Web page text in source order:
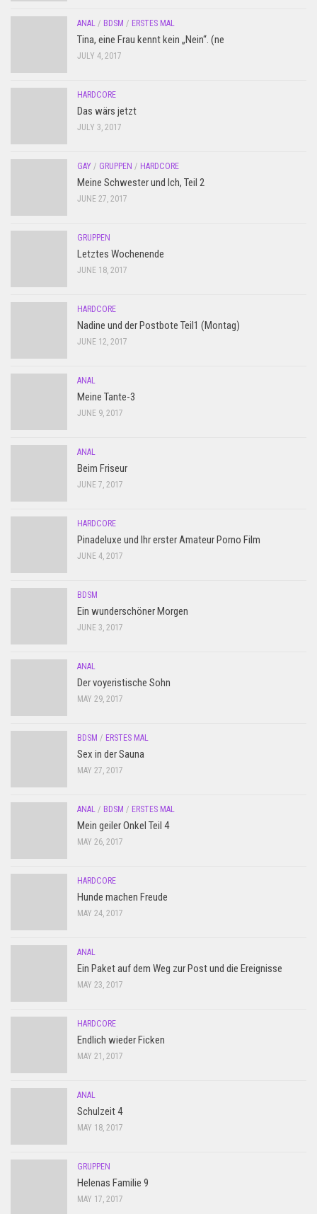
ANAL / BDSM / ERSTES MAL
Tina, eine Frau kennt kein „Nein“. (ne
JULY 4, 2017
HARDCORE
Das wärs jetzt
JULY 3, 2017
GAY / GRUPPEN / HARDCORE
Meine Schwester und Ich, Teil 2
JUNE 27, 2017
GRUPPEN
Letztes Wochenende
JUNE 18, 2017
HARDCORE
Nadine und der Postbote Teil1 (Montag)
JUNE 12, 2017
ANAL
Meine Tante-3
JUNE 9, 2017
ANAL
Beim Friseur
JUNE 7, 2017
HARDCORE
Pinadeluxe und Ihr erster Amateur Porno Film
JUNE 4, 2017
BDSM
Ein wunderschöner Morgen
JUNE 3, 2017
ANAL
Der voyeristische Sohn
MAY 29, 2017
BDSM / ERSTES MAL
Sex in der Sauna
MAY 27, 2017
ANAL / BDSM / ERSTES MAL
Mein geiler Onkel Teil 4
MAY 26, 2017
HARDCORE
Hunde machen Freude
MAY 24, 2017
ANAL
Ein Paket auf dem Weg zur Post und die Ereignisse
MAY 23, 2017
HARDCORE
Endlich wieder Ficken
MAY 21, 2017
ANAL
Schulzeit 4
MAY 18, 2017
GRUPPEN
Helenas Familie 9
MAY 17, 2017